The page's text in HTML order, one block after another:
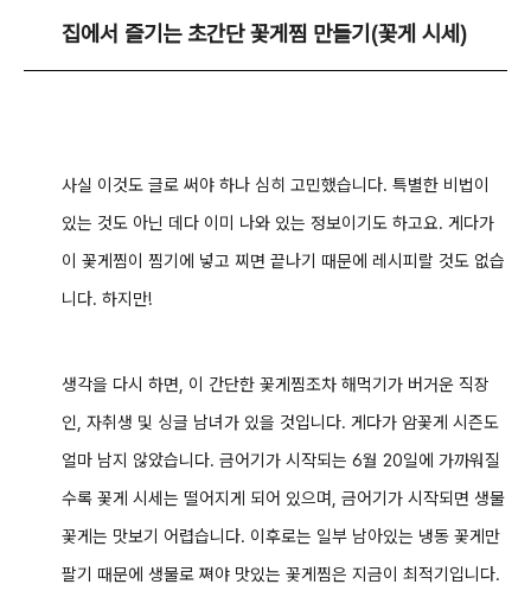
집에서 즐기는 초간단 꽃게찜 만들기(꽃게 시세)
사실 이것도 글로 써야 하나 심히 고민했습니다. 특별한 비법이
있는 것도 아닌 데다 이미 나와 있는 정보이기도 하고요. 게다가
이 꽃게찜이 찜기에 넣고 찌면 끝나기 때문에 레시피랄 것도 없습
니다. 하지만!
생각을 다시 하면, 이 간단한 꽃게찜조차 해먹기가 버거운 직장
인, 자취생 및 싱글 남녀가 있을 것입니다. 게다가 암꽃게 시즌도
얼마 남지 않았습니다. 금어기가 시작되는 6월 20일에 가까워질
수록 꽃게 시세는 떨어지게 되어 있으며, 금어기가 시작되면 생물
꽃게는 맛보기 어렵습니다. 이후로는 일부 남아있는 냉동 꽃게만
팔기 때문에 생물로 쪄야 맛있는 꽃게찜은 지금이 최적기입니다.